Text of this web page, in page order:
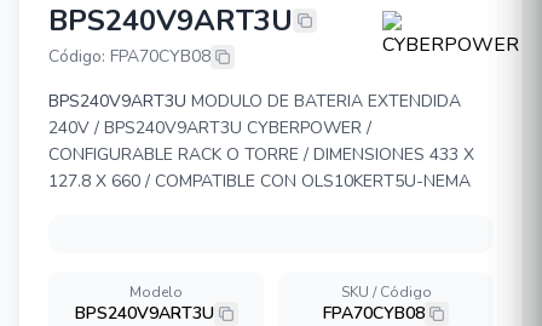
CYBERPOWER BPS240V9ART3U
BPS240V9ART3U
Código: FPA70CYB08
BPS240V9ART3U MODULO DE BATERIA EXTENDIDA
240V / BPS240V9ART3U CYBERPOWER /
CONFIGURABLE RACK O TORRE / DIMENSIONES 433 X
127.8 X 660 / COMPATIBLE CON OLS10KERT5U-NEMA
Modelo
BPS240V9ART3U
SKU / Código
FPA70CYB08